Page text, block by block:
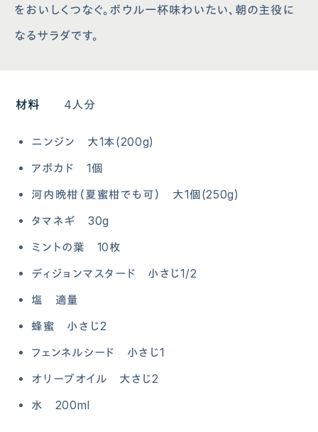
をおいしくつなぐ。ボウル一杯味わいたい、朝の主役に
なるサラダです。
材料 4人分
ニンジン 大1本(200g)
アボカド 1個
河内晩柑（夏蜜柑でも可） 大1個(250g)
タマネギ 30g
ミントの葉 10枚
ディジョンマスタード 小さじ1/2
塩 適量
蜂蜜 小さじ2
フェンネルシード 小さじ1
オリーブオイル 大さじ2
水 200ml